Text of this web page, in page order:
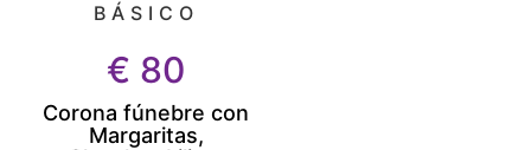
BÁSICO
€ 80
Corona fúnebre con
Margaritas,